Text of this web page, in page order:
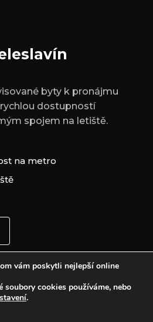
byty k pronájmu
rychlou dostupností
spojem na letiště.
na metro
Reserved.
vám poskytli nejlepší online
cookies používáme, nebo
.